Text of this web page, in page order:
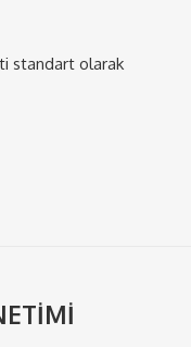
standart olarak